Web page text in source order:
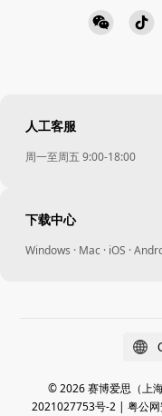
人工客服
周一至周五 9:00-18:00
下载中心
Windows · Mac · iOS ·
© 2026 赛博爱思（上
2021027753号-2| 粤公